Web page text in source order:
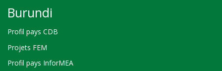
Burundi
Profil pays CDB
Projets FEM
Profil pays InforMEA